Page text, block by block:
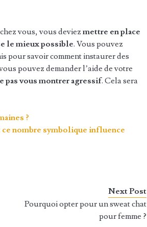
vous, vous deviezmettre en place
le mieux possible. Vous pouvez
pour savoir comment instaurer des
pouvez demander l’aide de votre
pas vous montrer agressif. Cela sera
?
nombre symbolique influence
Next Post
Pourquoi opter pour un sweat chat
pour femme ?